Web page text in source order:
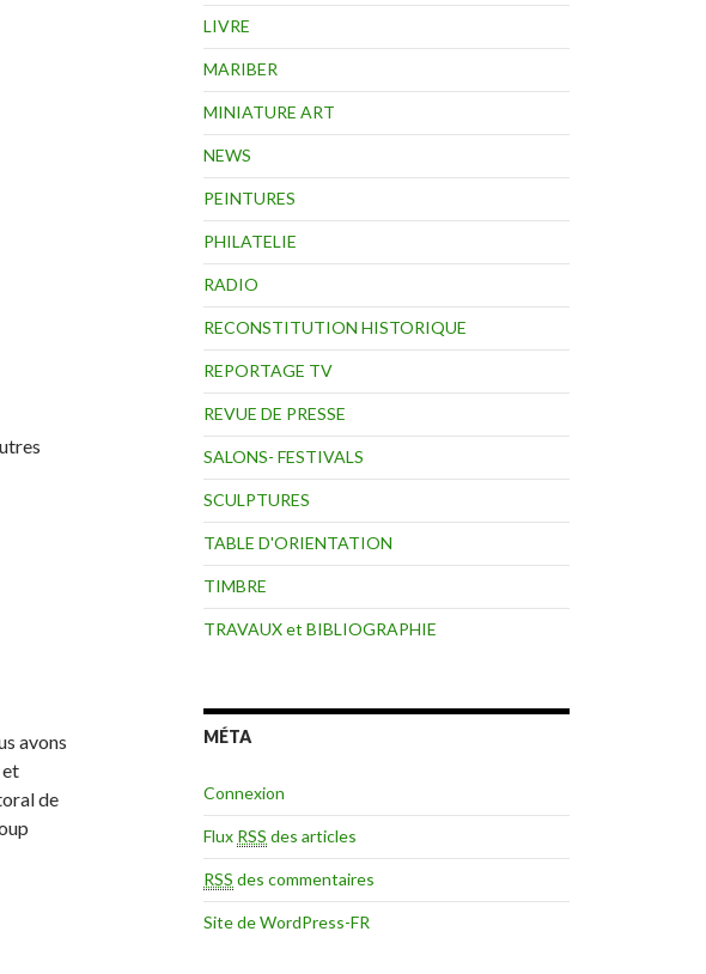
avons
et
de
LIVRE
MARIBER
MINIATURE ART
NEWS
PEINTURES
PHILATELIE
RADIO
RECONSTITUTION HISTORIQUE
REPORTAGE TV
REVUE DE PRESSE
SALONS- FESTIVALS
SCULPTURES
TABLE D'ORIENTATION
TIMBRE
TRAVAUX et BIBLIOGRAPHIE
MÉTA
Connexion
Flux RSS des articles
RSS des commentaires
Site de WordPress-FR